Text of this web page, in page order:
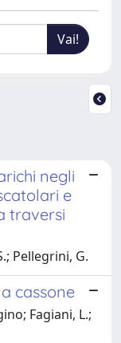
negli
e
traversi
Pellegrini, G.
cassone
Fagiani, L.;